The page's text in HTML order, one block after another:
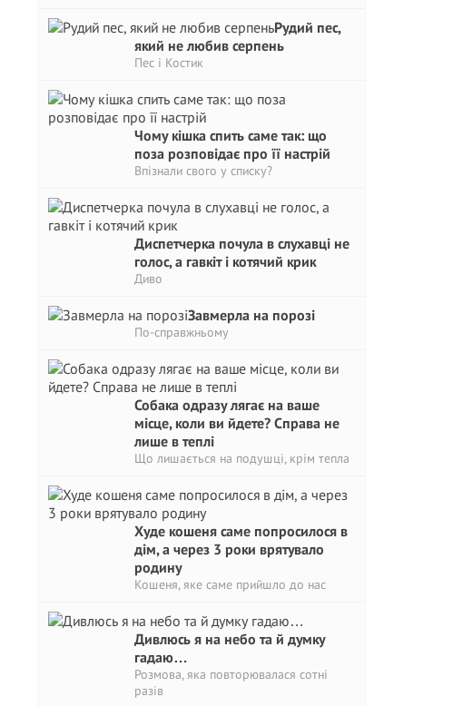
Рудий пес,
який не любив серпень
Пес і Костик
Чому кішка спить саме так: що
поза розповідає про її настрій
Впізнали свого у списку?
Диспетчерка почула в слухавці не
голос, а гавкіт і котячий крик
Диво
Завмерла на порозі
По-справжньому
Собака одразу лягає на ваше
місце, коли ви йдете? Справа не
лише в теплі
Що лишається на подушці, крім тепла
Худе кошеня саме попросилося в
дім, а через 3 роки врятувало
родину
Кошеня, яке саме прийшло до нас
Дивлюсь я на небо та й думку
гадаю…
Розмова, яка повторювалася сотні
разів